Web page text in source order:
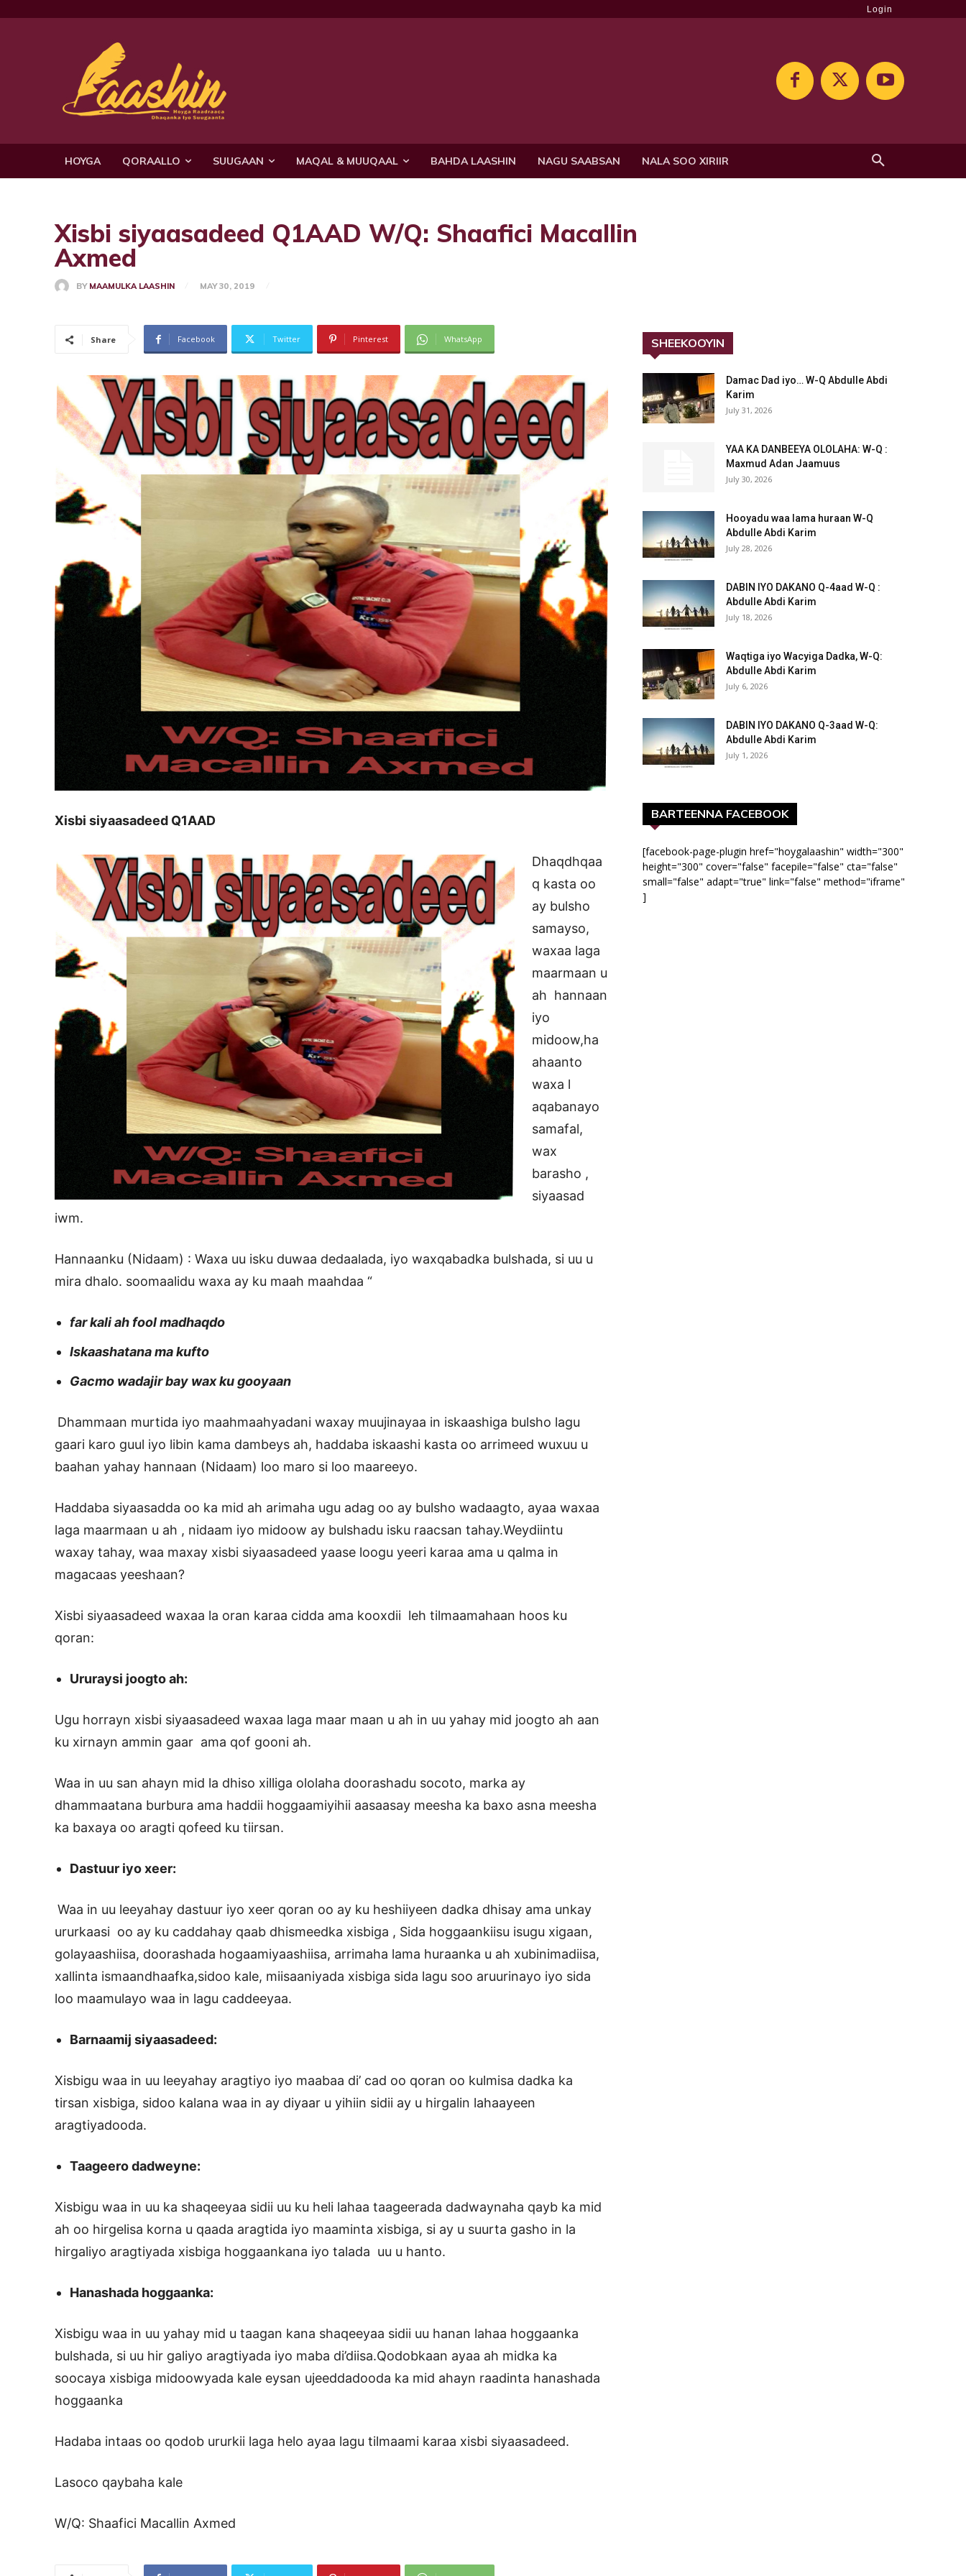
Login
HOYGA QORAALLO SUUGAAN MAQAL & MUUQAAL BAHDA LAASHIN NAGU SAABSAN NALA SOO XIRIIR
Xisbi siyaasadeed Q1AAD W/Q: Shaafici Macallin
Axmed
BY MAAMULKA LAASHIN MAY 30, 2019
Share Facebook Twitter Pinterest WhatsApp
Xisbi siyaasadeed Q1AAD
Dhaqdhqaa
q kasta oo
ay bulsho
samayso,
waxaa laga
maarmaan u
ah hannaan
iyo
midoow,ha
ahaanto
waxa l
aqabanayo
samafal,
wax
barasho ,
siyaasad
iwm.
Hannaanku (Nidaam) : Waxa uu isku duwaa dedaalada, iyo waxqabadka bulshada, si uu u
mira dhalo. soomaalidu waxa ay ku maah maahdaa “
far kali ah fool madhaqdo
Iskaashatana ma kufto
Gacmo wadajir bay wax ku gooyaan
Dhammaan murtida iyo maahmaahyadani waxay muujinayaa in iskaashiga bulsho lagu
gaari karo guul iyo libin kama dambeys ah, haddaba iskaashi kasta oo arrimeed wuxuu u
baahan yahay hannaan (Nidaam) loo maro si loo maareeyo.
Haddaba siyaasadda oo ka mid ah arimaha ugu adag oo ay bulsho wadaagto, ayaa waxaa
laga maarmaan u ah , nidaam iyo midoow ay bulshadu isku raacsan tahay.Weydiintu
waxay tahay, waa maxay xisbi siyaasadeed yaase loogu yeeri karaa ama u qalma in
magacaas yeeshaan?
Xisbi siyaasadeed waxaa la oran karaa cidda ama kooxdii leh tilmaamahaan hoos ku
qoran:
Ururaysi joogto ah:
Ugu horrayn xisbi siyaasadeed waxaa laga maar maan u ah in uu yahay mid joogto ah aan
ku xirnayn ammin gaar ama qof gooni ah.
Waa in uu san ahayn mid la dhiso xilliga ololaha doorashadu socoto, marka ay
dhammaatana burbura ama haddii hoggaamiyihii aasaasay meesha ka baxo asna meesha
ka baxaya oo aragti qofeed ku tiirsan.
Dastuur iyo xeer:
Waa in uu leeyahay dastuur iyo xeer qoran oo ay ku heshiiyeen dadka dhisay ama unkay
ururkaasi oo ay ku caddahay qaab dhismeedka xisbiga , Sida hoggaankiisu isugu xigaan,
golayaashiisa, doorashada hogaamiyaashiisa, arrimaha lama huraanka u ah xubinimadiisa,
xallinta ismaandhaafka,sidoo kale, miisaaniyada xisbiga sida lagu soo aruurinayo iyo sida
loo maamulayo waa in lagu caddeeyaa.
Barnaamij siyaasadeed:
Xisbigu waa in uu leeyahay aragtiyo iyo maabaa di’ cad oo qoran oo kulmisa dadka ka
tirsan xisbiga, sidoo kalana waa in ay diyaar u yihiin sidii ay u hirgalin lahaayeen
aragtiyadooda.
Taageero dadweyne:
Xisbigu waa in uu ka shaqeeyaa sidii uu ku heli lahaa taageerada dadwaynaha qayb ka mid
ah oo hirgelisa korna u qaada aragtida iyo maaminta xisbiga, si ay u suurta gasho in la
hirgaliyo aragtiyada xisbiga hoggaankana iyo talada uu u hanto.
Hanashada hoggaanka:
Xisbigu waa in uu yahay mid u taagan kana shaqeeyaa sidii uu hanan lahaa hoggaanka
bulshada, si uu hir galiyo aragtiyada iyo maba di’diisa.Qodobkaan ayaa ah midka ka
soocaya xisbiga midoowyada kale eysan ujeeddadooda ka mid ahayn raadinta hanashada
hoggaanka
Hadaba intaas oo qodob ururkii laga helo ayaa lagu tilmaami karaa xisbi siyaasadeed.
Lasoco qaybaha kale
W/Q: Shaafici Macallin Axmed
SHEEKOOYIN
Damac Dad iyo… W-Q Abdulle Abdi
Karim
July 31, 2026
YAA KA DANBEEYA OLOLAHA: W-Q :
Maxmud Adan Jaamuus
July 30, 2026
Hooyadu waa lama huraan W-Q
Abdulle Abdi Karim
July 28, 2026
DABIN IYO DAKANO Q-4aad W-Q :
Abdulle Abdi Karim
July 18, 2026
Waqtiga iyo Wacyiga Dadka, W-Q:
Abdulle Abdi Karim
July 6, 2026
DABIN IYO DAKANO Q-3aad W-Q:
Abdulle Abdi Karim
July 1, 2026
BARTEENNA FACEBOOK
[facebook-page-plugin href="hoygalaashin" width="300"
height="300" cover="false" facepile="false" cta="false"
small="false" adapt="true" link="false" method="iframe"
]